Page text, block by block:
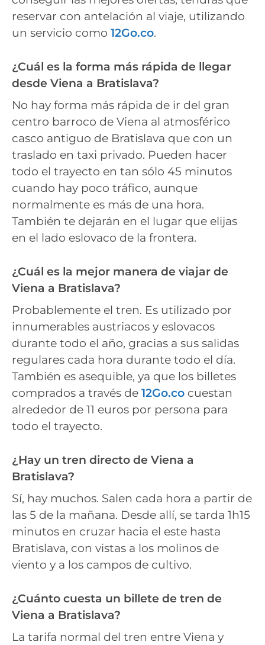
reservar con antelación al viaje, utilizando
un servicio como 12Go.co.
¿Cuál es la forma más rápida de llegar
desde Viena a Bratislava?
No hay forma más rápida de ir del gran
centro barroco de Viena al atmosférico
casco antiguo de Bratislava que con un
traslado en taxi privado. Pueden hacer
todo el trayecto en tan sólo 45 minutos
cuando hay poco tráfico, aunque
normalmente es más de una hora.
También te dejarán en el lugar que elijas
en el lado eslovaco de la frontera.
¿Cuál es la mejor manera de viajar de
Viena a Bratislava?
Probablemente el tren. Es utilizado por
innumerables austriacos y eslovacos
durante todo el año, gracias a sus salidas
regulares cada hora durante todo el día.
También es asequible, ya que los billetes
comprados a través de 12Go.co cuestan
alrededor de 11 euros por persona para
todo el trayecto.
¿Hay un tren directo de Viena a
Bratislava?
Sí, hay muchos. Salen cada hora a partir de
las 5 de la mañana. Desde allí, se tarda 1h15
minutos en cruzar hacia el este hasta
Bratislava, con vistas a los molinos de
viento y a los campos de cultivo.
¿Cuánto cuesta un billete de tren de
Viena a Bratislava?
La tarifa normal del tren entre Viena y